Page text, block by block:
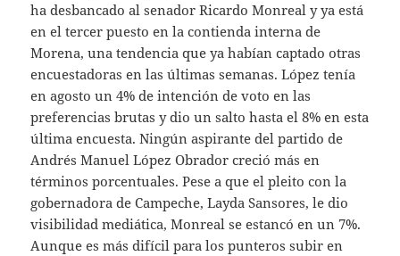
ha desbancado al senador Ricardo Monreal y ya está
en el tercer puesto en la contienda interna de
Morena, una tendencia que ya habían captado otras
encuestadoras en las últimas semanas. López tenía
en agosto un 4% de intención de voto en las
preferencias brutas y dio un salto hasta el 8% en esta
última encuesta. Ningún aspirante del partido de
Andrés Manuel López Obrador creció más en
términos porcentuales. Pese a que el pleito con la
gobernadora de Campeche, Layda Sansores, le dio
visibilidad mediática, Monreal se estancó en un 7%.
Aunque es más difícil para los punteros subir en